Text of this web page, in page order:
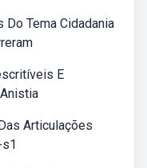
Tema Cidadania
E
Articulações